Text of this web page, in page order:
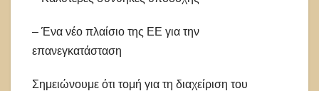
– Ένα νέο πλαίσιο της ΕΕ για την
επανεγκατάσταση
Σημειώνουμε ότι τομή για τη διαχείριση του